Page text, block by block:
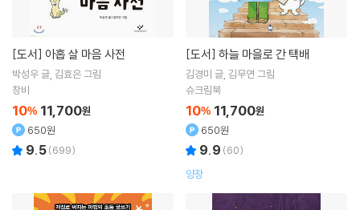
[도서] 아홉 살 마음 사전
박성우글 김효은그림
창비
10% 11,700원
650원
9.5(699)
[도서] 하늘 마을로 간 택배
김경미 글 김무연 그림
슈크림북
10% 11,700원
650원
9.9 (60)
양장